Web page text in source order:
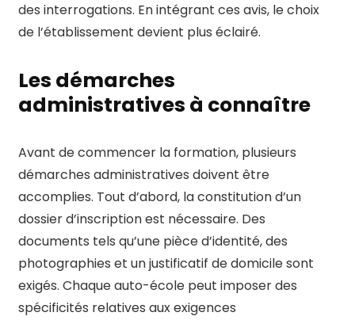
des interrogations. En intégrant ces avis, le choix
de l’établissement devient plus éclairé.
Les démarches
administratives à connaître
Avant de commencer la formation, plusieurs
démarches administratives doivent être
accomplies. Tout d’abord, la constitution d’un
dossier d’inscription est nécessaire. Des
documents tels qu’une pièce d’identité, des
photographies et un justificatif de domicile sont
exigés. Chaque auto-école peut imposer des
spécificités relatives aux exigences